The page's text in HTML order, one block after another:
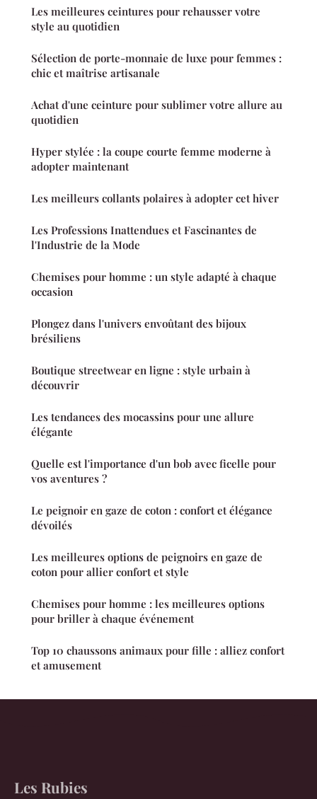
Les meilleures ceintures pour rehausser votre
style au quotidien
Sélection de porte-monnaie de luxe pour femmes :
chic et maîtrise artisanale
Achat d'une ceinture pour sublimer votre allure au
quotidien
Hyper stylée : la coupe courte femme moderne à
adopter maintenant
Les meilleurs collants polaires à adopter cet hiver
Les Professions Inattendues et Fascinantes de
l'Industrie de la Mode
Chemises pour homme : un style adapté à chaque
occasion
Plongez dans l'univers envoûtant des bijoux
brésiliens
Boutique streetwear en ligne : style urbain à
découvrir
Les tendances des mocassins pour une allure
élégante
Quelle est l'importance d'un bob avec ficelle pour
vos aventures ?
Le peignoir en gaze de coton : confort et élégance
dévoilés
Les meilleures options de peignoirs en gaze de
coton pour allier confort et style
Chemises pour homme : les meilleures options
pour briller à chaque événement
Top 10 chaussons animaux pour fille : alliez confort
et amusement
Les Rubies